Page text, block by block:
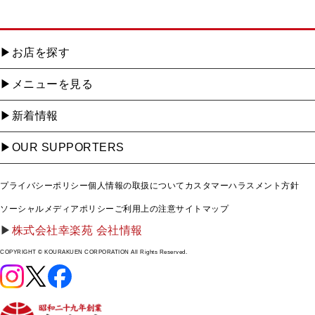
お店を探す
メニューを見る
新着情報
OUR SUPPORTERS
プライバシーポリシー個人情報の取扱について カスタマーハラスメント方針
ソーシャルメディアポリシー ご利用上の注意サイトマップ
株式会社幸楽苑 会社情報
COPYRIGHT © KOURAKUEN CORPORATION All Rights Reserved.